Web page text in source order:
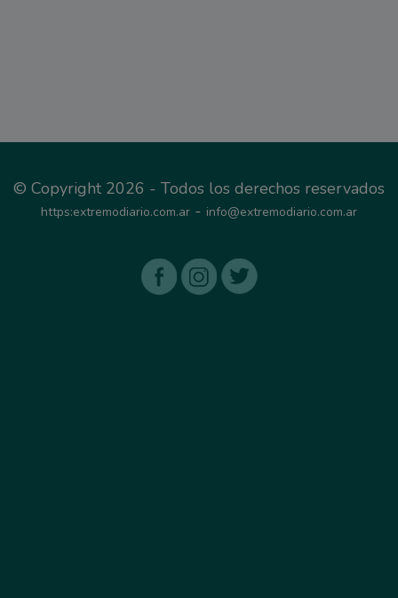
© Copyright 2026 - Todos los derechos reservados
https:extremodiario.com.ar - info@extremodiario.com.ar